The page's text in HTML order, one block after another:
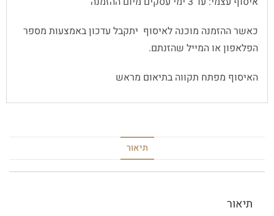
כאשר ההזמנה מוכנה לאיסוף יתקבל עדכון באמצעות מספר
הפלאפון או המייל שהזנתם.
האיסוף מפתח תקווה בתיאום מראש
תיאור
תיאור